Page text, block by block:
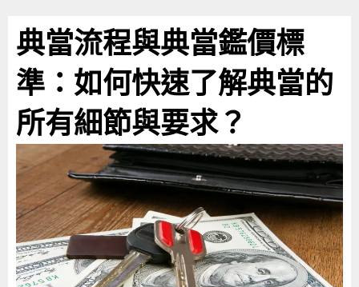
典當流程與典當鑑價標
準：如何快速了解典當的
所有細節與要求？